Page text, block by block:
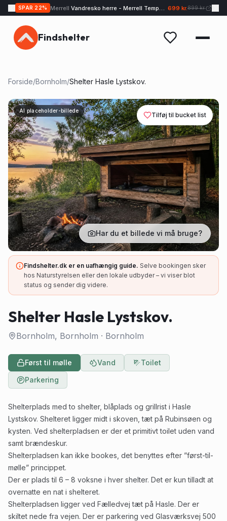
SPAR 22% Merrell Vandresko herre - Merrell Tempo EXP - Sand 699 kr.899 kr.
Findshelter
Forside/Bornholm/Shelter Hasle Lystskov.
AI placeholder-billede
Tilføj til bucket list
Har du et billede vi må bruge?
Findshelter.dk er en uafhængig guide. Selve bookingen sker
hos Naturstyrelsen eller den lokale udbyder – vi viser blot
status og sender dig videre.
Shelter Hasle Lystskov.
Bornholm, Bornholm · Bornholm
Først til mølle Vand
Toilet
Parkering
Shelterplads med to shelter, blåplads og grillrist i Hasle
Lystskov. Shelteret ligger midt i skoven, tæt på Rubinsøen og
kysten. Ved shelterpladsen er der et primitivt toilet uden vand
samt brændeskur.
Shelterpladsen kan ikke bookes, det benyttes efter ”først-til-
mølle” princippet.
Der er plads til 6 – 8 voksne i hver shelter. Det er kun tilladt at
overnatte en nat i shelteret.
Shelterpladsen ligger ved Fælledvej tæt på Hasle. Der er
skiltet nede fra vejen. Der er parkering ved Glasværksvej 500